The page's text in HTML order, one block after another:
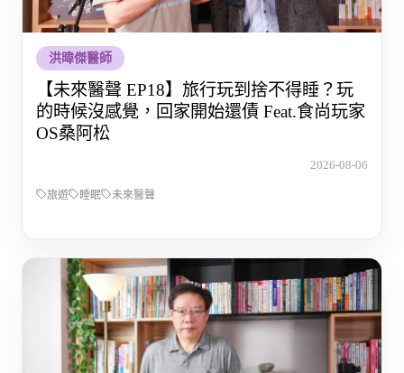
洪暐傑醫師
【未來醫聲 EP18】旅行玩到捨不得睡？玩
的時候沒感覺，回家開始還債 Feat.食尚玩家
OS桑阿松
2026-08-06
旅遊 睡眠 未來醫聲